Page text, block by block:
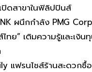
ปิดสาขาในฟิลิปปินส์
ผนึกกำลัง PMG
ไทย” เติมความรู้และเงิ
แฟรนไชส์ร้านสะดวกซื้